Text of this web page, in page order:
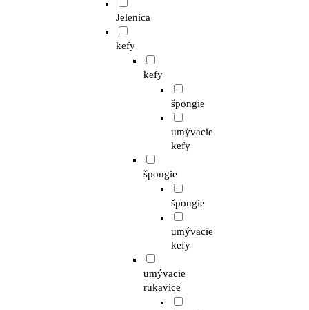
Jelenica
kefy
kefy
špongie
umývacie
kefy
špongie
špongie
umývacie
kefy
umývacie
rukavice